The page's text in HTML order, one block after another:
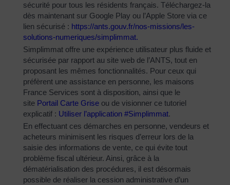
sécurité pour tous les résidents français. Téléchargez-la
dès maintenant sur Google Play ou l’Apple Store via ce
lien sécurisé : https://ants.gouv.fr/nos-missions/les-
solutions-numeriques/simplimmat.
Simplimmat offre une expérience utilisateur plus fluide et
sécurisée par rapport au site web de l’ANTS, tout en
proposant les mêmes fonctionnalités. Pour ceux qui
préfèrent une assistance en personne, les maisons
France Services sont à disposition, ainsi que le
site Portail Carte Grise ou de visionner ce tutoriel
explicatif : Utiliser l’application #Simplimmat.
En effectuant ces démarches en personne, vendeurs et
acheteurs minimisent les risques d’erreur lors de la
saisie des informations de vente, ce qui évite tout
problème fiscal ultérieur. Ainsi, grâce à la
dématérialisation des procédures, il est désormais
possible de réaliser la cession administrative d’un